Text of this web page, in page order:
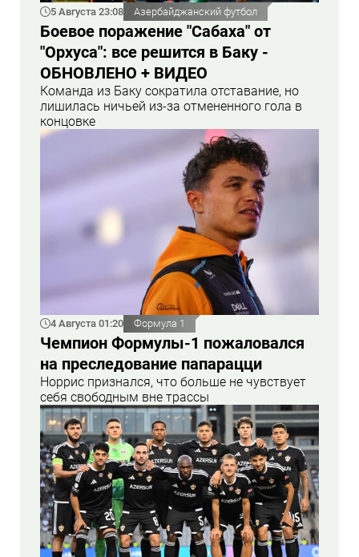
5 Августа 23:08 Азербайджанский футбол
Боевое поражение "Сабаха" от
"Орхуса": все решится в Баку -
ОБНОВЛЕНО + ВИДЕО
Команда из Баку сократила отставание, но
лишилась ничьей из-за отмененного гола в
концовке
4 Августа 01:20 Формула 1
Чемпион Формулы-1 пожаловался
на преследование папарацци
Норрис признался, что больше не чувствует
себя свободным вне трассы